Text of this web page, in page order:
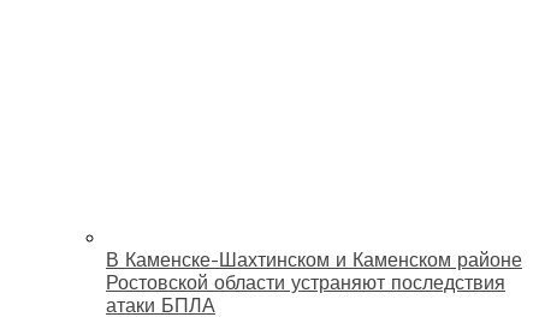
В Каменске-Шахтинском и Каменском районе
Ростовской области устраняют последствия
атаки БПЛА